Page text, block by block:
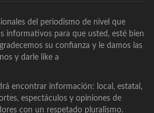
del periodismo de nivel que
informativos para que usted, esté bien
su confianza y le damos las
y darle like a
encontrar información: local, estatal,
espectáculos y opiniones de
con un respetado pluralismo.